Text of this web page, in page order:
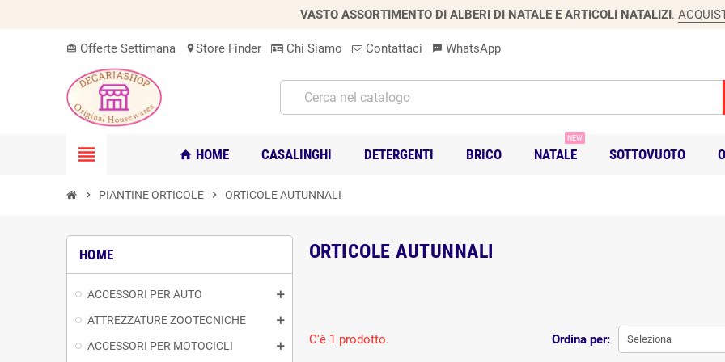
VASTO ASSORTIMENTO DI ALBERI DI NATALE E ARTICOLI NATALIZI.
card_giftcard Offerte Settimana location_onStore Finder Chi Siamo Contattaci sms WhatsApp
view_headline home HOME CASALINGHI DETERGENTI BRICO NATALE
NEW
SOTTOVUOTO
chevron_right PIANTINE ORTICOLE chevron_right ORTICOLE AUTUNNALI
HOME
ACCESSORI PER AUTO
ATTREZZATURE ZOOTECNICHE
ACCESSORI PER MOTOCICLI
ORTICOLE AUTUNNALI
Ordina per: Seleziona
C'è 1 prodotto.